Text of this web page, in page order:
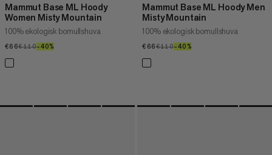
Mammut Base ML Hoody
Women Misty Mountain
100% ekologisk bomullshuva
€66€66
€110€110
–40%
Mammut Base ML Hoody Men
Misty Mountain
100% ekologisk bomullshuva
€66€66
€110€110
–40%